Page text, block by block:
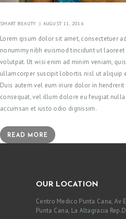
SMART BEAUTY AUGUST 11, 2016
Lorem ipsum dolor sit amet, consectetuer
nonummy nibh euismod tincidunt ut
volutpat. Ut wisi enim ad minim veniam,
ullamcorper suscipit lobortis nisl ut aliquip
Duis autem vel eum iriure dolor in
consequat, vel illum dolore eu feugiat
accumsan et iusto odio dignissim.
READ MORE
OUR LOCATION
Centro Medico Punta Cana, Av
Punta Cana, La Altagracia